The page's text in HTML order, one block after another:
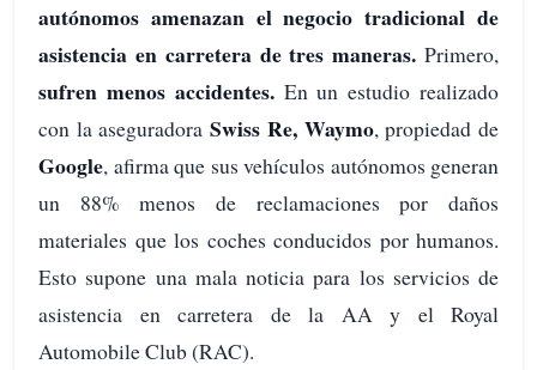
autónomos amenazan el negocio tradicional de
asistencia en carretera de tres maneras. Primero,
sufren menos accidentes.En un estudio realizado
con la aseguradoraSwiss Re, Waymo, propiedad de
Google, afirma que sus vehículos autónomos generan
un 88% menos de reclamaciones por daños
materiales que los coches conducidos por humanos.
Esto supone una mala noticia para los servicios de
asistencia en carretera de la AA y el Royal
Automobile Club (RAC).